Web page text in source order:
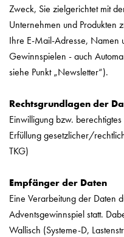
Zweck, Sie zielgerichtet mit
Unternehmen und Produkten
Ihre E-Mail-Adresse, Namen
Gewinnspielen - auch
siehe Punkt „Newsletter“).
Rechtsgrundlagen der
Einwilligung bzw.
Erfüllung gesetzlicher/
TKG)
Empfänger der Daten
Eine Verarbeitung der Daten
Adventsgewinnspiel statt.
Wallisch (Systeme-D,